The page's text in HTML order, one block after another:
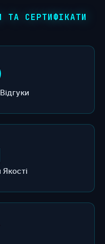
ТА СЕРТИФІКАТИ